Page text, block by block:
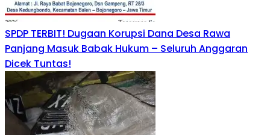
SPDP TERBIT! Dugaan Korupsi Dana Desa Rawa
Panjang Masuk Babak Hukum – Seluruh Anggaran
Dicek Tuntas!